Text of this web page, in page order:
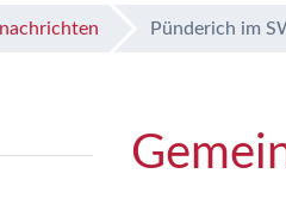
Pünderich im